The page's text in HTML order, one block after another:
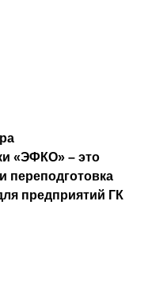
«ЭФКО» – это
переподготовка
предприятий ГК